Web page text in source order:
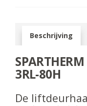
Beschrijving
3RL-80H
De